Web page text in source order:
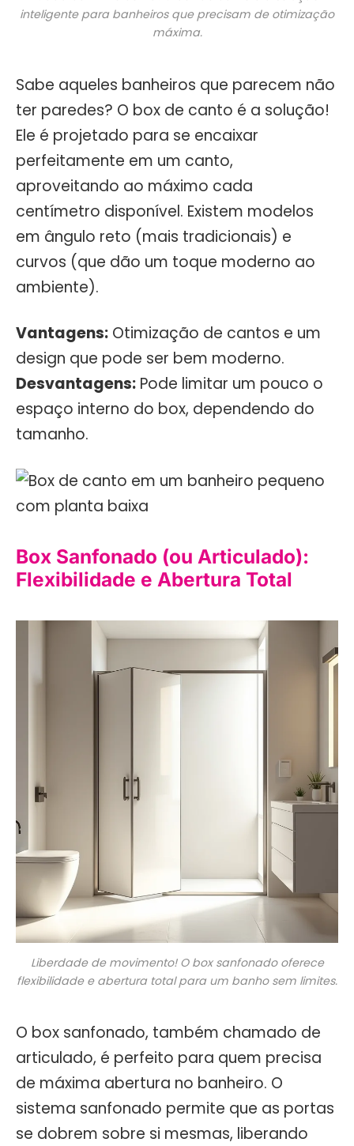
inteligente para banheiros que precisam de otimização
máxima.
Sabe aqueles banheiros que parecem não
ter paredes? O box de canto é a solução!
Ele é projetado para se encaixar
perfeitamente em um canto,
aproveitando ao máximo cada
centímetro disponível. Existem modelos
em ângulo reto (mais tradicionais) e
curvos (que dão um toque moderno ao
ambiente).
Vantagens: Otimização de cantos e um
design que pode ser bem moderno.
Desvantagens: Pode limitar um pouco o
espaço interno do box, dependendo do
tamanho.
Box Sanfonado (ou Articulado):
Flexibilidade e Abertura Total
Liberdade de movimento! O box sanfonado oferece
flexibilidade e abertura total para um banho sem limites.
O box sanfonado, também chamado de
articulado, é perfeito para quem precisa
de máxima abertura no banheiro. O
sistema sanfonado permite que as portas
se dobrem sobre si mesmas, liberando